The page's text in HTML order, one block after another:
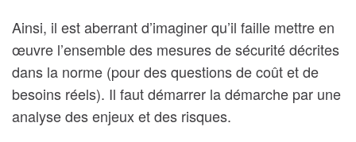
Ainsi, il est aberrant d’imaginer qu’il faille mettre en
œuvre l’ensemble des mesures de sécurité décrites
dans la norme (pour des questions de coût et de
besoins réels). Il faut démarrer la démarche par une
analyse des enjeux et des risques.